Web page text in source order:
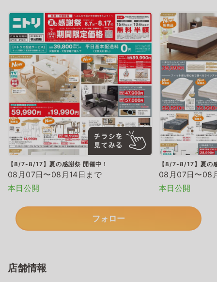
【8/7-8/17】夏の感謝祭 開催中！
08月07日〜08月14日まで
本日公開
【8/7-8/17】夏の
08月07日〜08
本日公開
フォロー
店舗情報